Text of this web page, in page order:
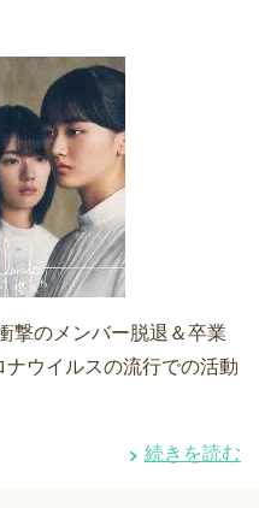
撃のメンバー脱退＆卒業
ウイルスの流行での活動
続きを読む